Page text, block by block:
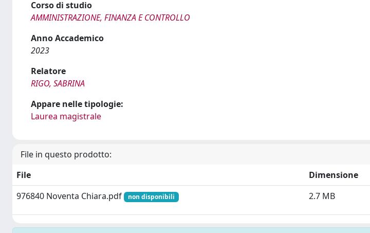
Corso di studio
AMMINISTRAZIONE, FINANZA E CONTROLLO
Anno Accademico
2023
Relatore
RIGO, SABRINA
Appare nelle tipologie:
Laurea magistrale
File in questo prodotto:
File
Dimensione
976840 Noventa Chiara.pdf
non disponibili 2.7 MB